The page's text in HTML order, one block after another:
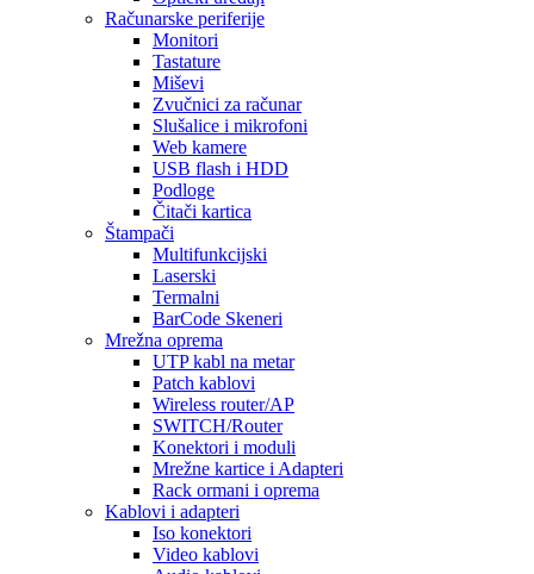
Računarske periferije
Monitori
Tastature
Miševi
Zvučnici za računar
Slušalice i mikrofoni
Web kamere
USB flash i HDD
Podloge
Čitači kartica
Štampači
Multifunkcijski
Laserski
Termalni
BarCode Skeneri
Mrežna oprema
UTP kabl na metar
Patch kablovi
Wireless router/AP
SWITCH/Router
Konektori i moduli
Mrežne kartice i Adapteri
Rack ormani i oprema
Kablovi i adapteri
Iso konektori
Video kablovi